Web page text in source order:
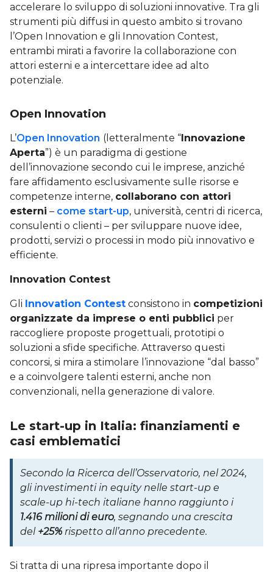
accelerare lo sviluppo di soluzioni innovative. Tra gli
strumenti più diffusi in questo ambito si trovano
l’Open Innovation e gli Innovation Contest,
entrambi mirati a favorire la collaborazione con
attori esterni e a intercettare idee ad alto
potenziale.
Open Innovation
L’Open Innovation (letteralmente “Innovazione
Aperta”) è un paradigma di gestione
dell’innovazione secondo cui le imprese, anziché
fare affidamento esclusivamente sulle risorse e
competenze interne, collaborano con attori
esterni – come start-up, università, centri di ricerca,
consulenti o clienti – per sviluppare nuove idee,
prodotti, servizi o processi in modo più innovativo e
efficiente.
Innovation Contest
Gli Innovation Contest consistono in competizioni
organizzate da imprese o enti pubblici per
raccogliere proposte progettuali, prototipi o
soluzioni a sfide specifiche. Attraverso questi
concorsi, si mira a stimolare l’innovazione “dal basso”
e a coinvolgere talenti esterni, anche non
convenzionali, nella generazione di valore.
Le start-up in Italia: finanziamenti e
casi emblematici
Secondo la Ricerca dell’Osservatorio, nel 2024,
gli investimenti in equity nelle start-up e
scale-up hi-tech italiane hanno raggiunto i
1.416 milioni di euro, segnando una crescita
del +25% rispetto all’anno precedente.
Si tratta di una ripresa importante dopo il